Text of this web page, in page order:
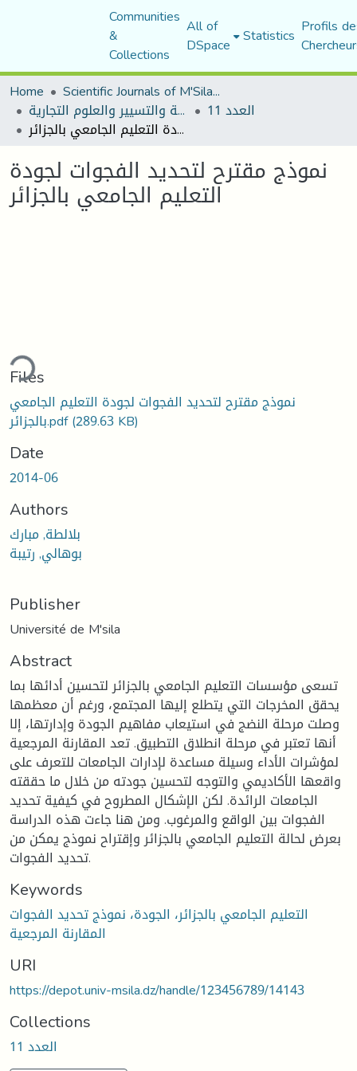
Communities
&
Collections
All of
DSpace Statistics Profils
Home
Scientific Journals of M'Sila University
مجلة العلوم الاقتصادية والتسيير والعلوم التجارية العدد 11
نموذج مقترح لتحديد الفجوات لجودة التعليم الجامعي بالجزائر
نموذج مقترح لتحديد الفجوات لجودة
التعليم الجامعي بالجزائر
Files
نموذج مقترح لتحديد الفجوات لجودة التعليم الجامعي
بالجزائر.pdf(289.63 KB)
Date
2014-06
Authors
بلالطة, مبارك
بوهالي, رتيبة
Publisher
Université de M'sila
Abstract
تسعى مؤسسات التعليم الجامعي بالجزائر لتحسين أدائها بما
يحقق المخرجات التي يتطلع إليها المجتمع، ورغم أن معظمها
وصلت مرحلة النضج في استيعاب مفاهيم الجودة وإدارتها، إلا
أنها تعتبر في مرحلة انطلاق التطبيق. تعد المقارنة المرجعية
لمؤشرات الأداء وسيلة مساعدة لإدارات الجامعات للتعرف على
واقعها الأكاديمي والتوجه لتحسين جودته من خلال ما حققته
الجامعات الرائدة. لكن الإشكال المطروح في كيفية تحديد
الفجوات بين الواقع والمرغوب. ومن هنا جاءت هذه الدراسة
بعرض لحالة التعليم الجامعي بالجزائر وإقتراح نموذج يمكن من
تحديد الفجوات.
Keywords
التعليم الجامعي بالجزائر، الجودة، نموذج تحديد الفجوات
المقارنة المرجعية
URI
https://depot.univ-msila.dz/handle/123456789/14143
Collections
العدد 11